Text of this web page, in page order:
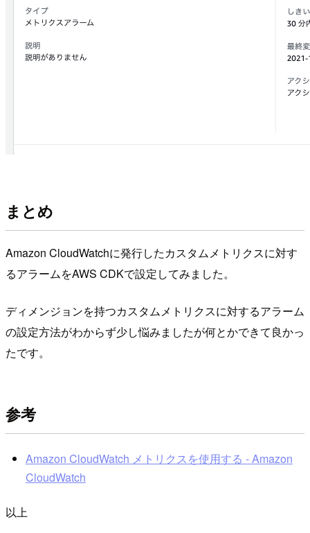
まとめ
Amazon CloudWatchに発行したカスタムメトリクスに対す
るアラームをAWS CDKで設定してみました。
ディメンジョンを持つカスタムメトリクスに対するアラーム
の設定方法がわからず少し悩みましたが何とかできて良かっ
たです。
参考
Amazon CloudWatch メトリクスを使用する - Amazon
CloudWatch
以上